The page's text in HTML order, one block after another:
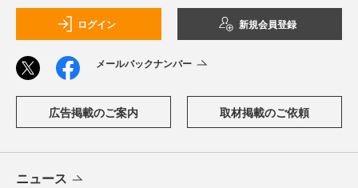
ログイン 新規会員登録
メールバックナンバー
広告掲載のご案内 取材掲載のご依頼
ニュース